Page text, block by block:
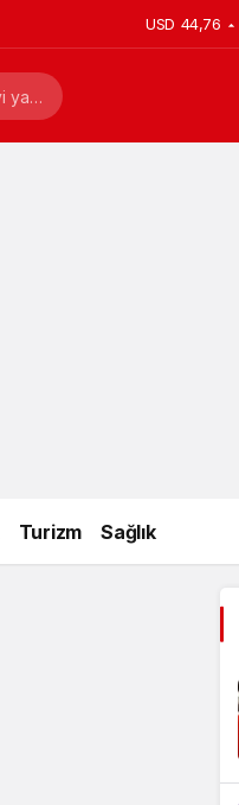
USD 44,76
Turizm Sağlık